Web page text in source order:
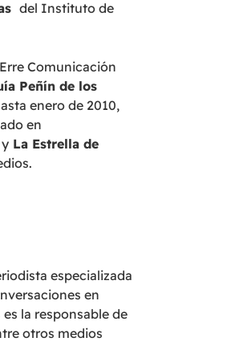
del Instituto de
Comunicación
Peñín de los
enero de 2010,
en
y La Estrella de
especializada
en
la responsable de
otros medios